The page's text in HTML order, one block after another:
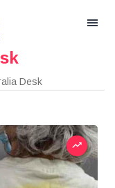
Desk